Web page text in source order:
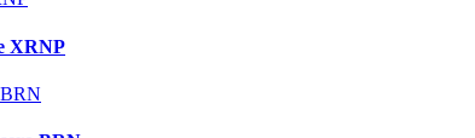
XRNP